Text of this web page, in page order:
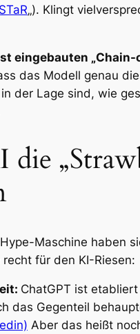
„). Klingt
eingebauten
das Modell genau
der Lage sind, wie
die
Maschine haben
für den KI-Riesen:
ChatGPT ist
das Gegenteil
Aber das heißt